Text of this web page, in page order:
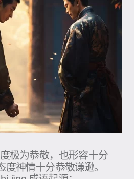
极为恭敬，也形容十分
度神情十分恭敬谦逊。